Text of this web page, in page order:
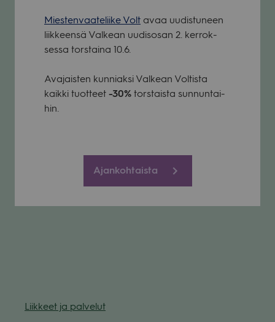
Mies­ten­vaa­te­liike Volt avaa uudis­tu­neen
liik­keensä Val­kean uudis­osan 2. ker­rok­
sessa tors­taina 10.6.
Ava­jais­ten kun­niaksi Val­kean Vol­tista
kaikki tuot­teet -30% tors­taista sun­nun­tai­
hin.
Ajankohtaista
Liik­keet ja pal­ve­lut